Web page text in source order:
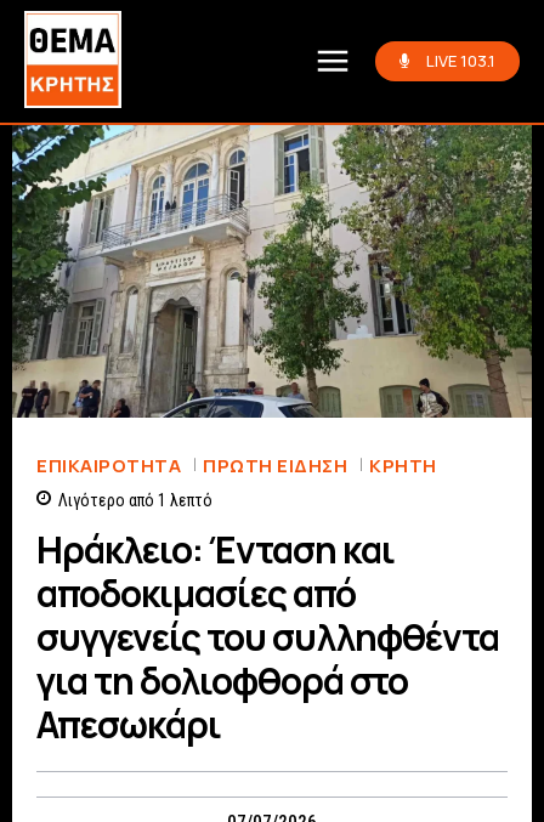
LIVE 103.1
ΕΠΙΚΑΙΡΟΤΗΤΑ ΠΡΏΤΗ ΕΊΔΗΣΗ ΚΡΗΤΗ
Λιγότερο από 1 λεπτό
Ηράκλειο: Ένταση και
αποδοκιμασίες από
συγγενείς του συλληφθέντα
για τη δολιοφθορά στο
Απεσωκάρι